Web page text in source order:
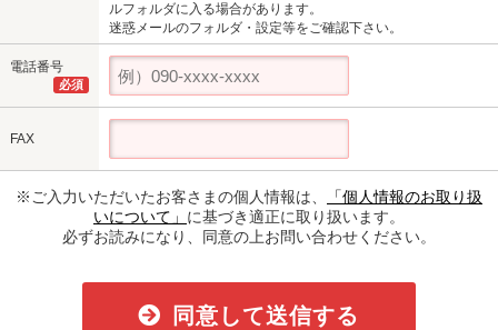
ルフォルダに入る場合があります。
迷惑メールのフォルダ・設定等をご確認下さい。
電話番号
必須
FAX
※ご入力いただいたお客さまの個人情報は、
「個人情報のお取り扱
いについて」 に基づき適正に取り扱います。
必ずお読みになり、同意の上お問い合わせください。
同意して送信する